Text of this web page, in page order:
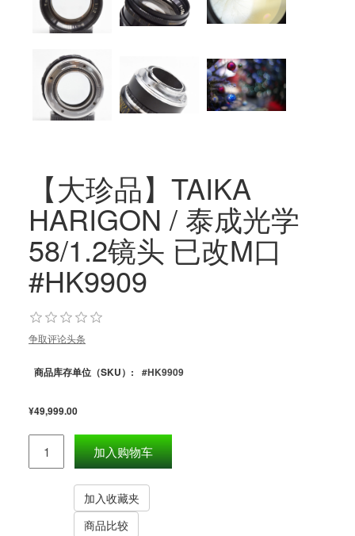
【大珍品】TAIKA
HARIGON / 泰成光学
58/1.2镜头 已改M口
#HK9909
争取评论头条
商品库存单位（SKU）: #HK9909
¥49,999.00